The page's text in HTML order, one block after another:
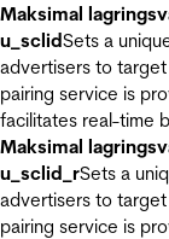
Maksimal
u_sclidSets a
advertisers to
pairing service is
facilitates real-time
Maksimal
u_sclid_rSets a
advertisers to
pairing service is